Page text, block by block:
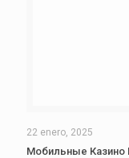
22 enero, 2025
Мобильные